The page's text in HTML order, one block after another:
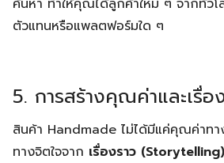
ค้นหา ทำให้คุณได้ลูกค้าใหม่ ๆ จากทั่ว
ตัวแทนหรือแพลตฟอร์มใด ๆ
5. การสร้างคุณค่าและเรื่อ
สินค้า Handmade ไม่ได้มีแค่คุณค่าท
ทางจิตใจจาก เรื่องราว (Storytelling)